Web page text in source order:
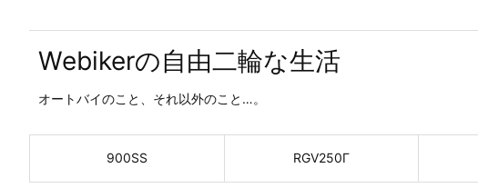
Webikerの自由二輪な生活
オートバイのこと、それ以外のこと…。
900SS RGV250Γ